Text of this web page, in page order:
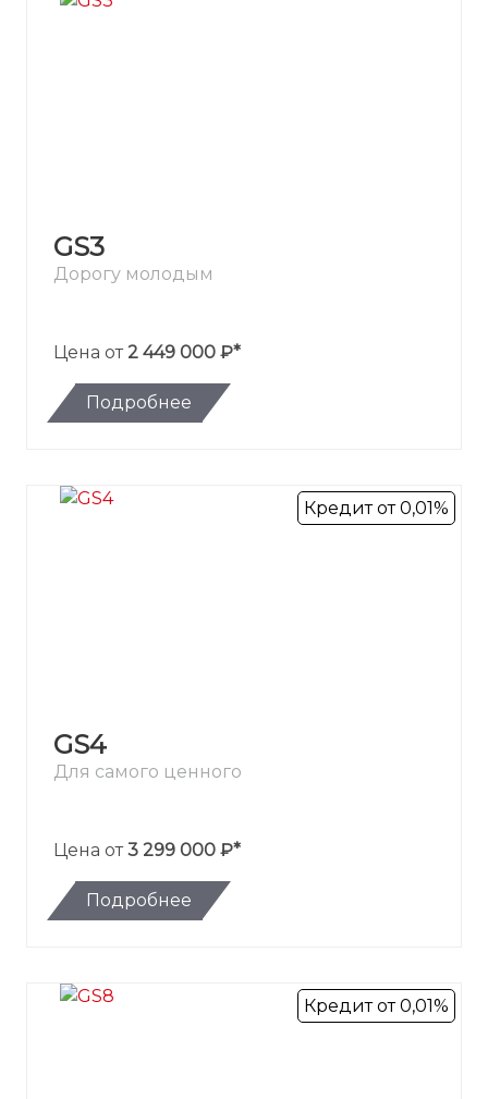
GS3
Дорогу молодым
Цена от2 449 000 ₽*
Подробнее
Кредит от 0,01%
GS4
Для самого ценного
Цена от3 299 000 ₽*
Подробнее
Кредит от 0,01%